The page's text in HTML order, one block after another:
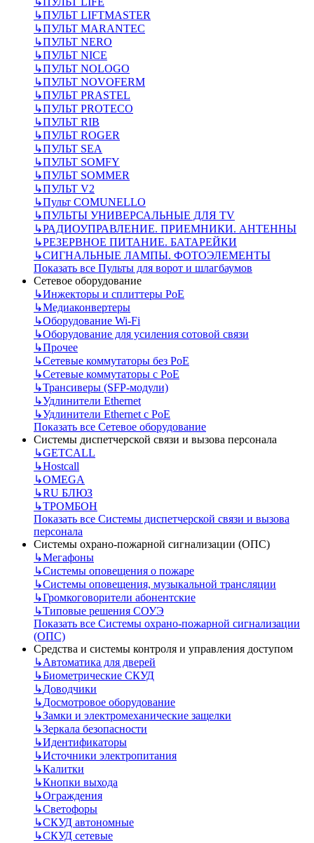
↳ПУЛЬТ LIFTMASTER
↳ПУЛЬТ MARANTEC
↳ПУЛЬТ NERO
↳ПУЛЬТ NICE
↳ПУЛЬТ NOLOGO
↳ПУЛЬТ NOVOFERM
↳ПУЛЬТ PRASTEL
↳ПУЛЬТ PROTECO
↳ПУЛЬТ RIB
↳ПУЛЬТ ROGER
↳ПУЛЬТ SEA
↳ПУЛЬТ SOMFY
↳ПУЛЬТ SOMMER
↳ПУЛЬТ V2
↳Пульт СOMUNELLO
↳ПУЛЬТЫ УНИВЕРСАЛЬНЫЕ ДЛЯ TV
↳РАДИОУПРАВЛЕНИЕ. ПРИЕМНИКИ. АНТЕННЫ
↳РЕЗЕРВНОЕ ПИТАНИЕ. БАТАРЕЙКИ
↳СИГНАЛЬНЫЕ ЛАМПЫ. ФОТОЭЛЕМЕНТЫ
Показать все Пульты для ворот и шлагбаумов
Сетевое оборудование
↳Инжекторы и сплиттеры РоЕ
↳Медиаконвертеры
↳Оборудование Wi-Fi
↳Оборудование для усиления сотовой связи
↳Прочее
↳Сетевые коммутаторы без РоЕ
↳Сетевые коммутаторы с РоЕ
↳Трансиверы (SFP-модули)
↳Удлинители Ethernet
↳Удлинители Ethernet с PoE
Показать все Сетевое оборудование
Системы диспетчерской связи и вызова персонала
↳GETCALL
↳Hostcall
↳OMEGA
↳RU БЛЮЗ
↳ТРОМБОН
Показать все Системы диспетчерской связи и вызова
персонала
Системы охрано-пожарной сигнализации (ОПС)
↳Мегафоны
↳Системы оповещения о пожаре
↳Системы оповещения, музыкальной трансляции
↳Громкоговорители абонентские
↳Типовые решения СОУЭ
Показать все Системы охрано-пожарной сигнализации
(ОПС)
Средства и системы контроля и управления доступом
↳Автоматика для дверей
↳Биометрические СКУД
↳Доводчики
↳Досмотровое оборудование
↳Замки и электромеханические защелки
↳Зеркала безопасности
↳Идентификаторы
↳Источники электропитания
↳Калитки
↳Кнопки выхода
↳Ограждения
↳Светофоры
↳СКУД автономные
↳СКУД сетевые